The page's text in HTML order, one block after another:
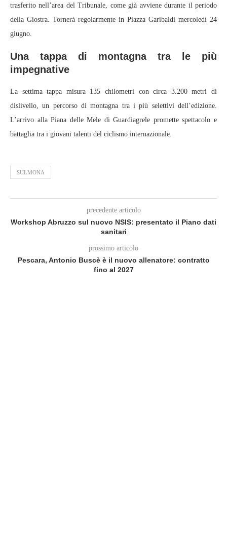
trasferito nell’area del Tribunale, come già avviene durante il periodo
della Giostra. Tornerà regolarmente in Piazza Garibaldi mercoledì 24
giugno.
Una tappa di montagna tra le più
impegnative
La settima tappa misura 135 chilometri con circa 3.200 metri di
dislivello, un percorso di montagna tra i più selettivi dell’edizione.
L’arrivo alla Piana delle Mele di Guardiagrele promette spettacolo e
battaglia tra i giovani talenti del ciclismo internazionale.
SULMONA
precedente articolo
Workshop Abruzzo sul nuovo NSIS: presentato il Piano dati
sanitari
prossimo articolo
Pescara, Antonio Buscè è il nuovo allenatore: contratto
fino al 2027